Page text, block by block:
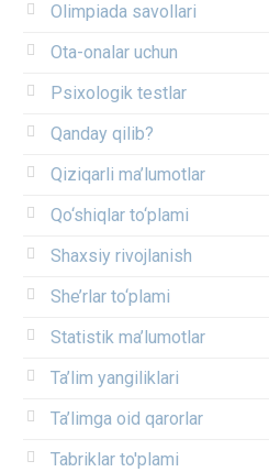
Olimpiada savollari
Ota-onalar uchun
Psixologik testlar
Qanday qilib?
Qiziqarli ma’lumotlar
Qo‘shiqlar to‘plami
Shaxsiy rivojlanish
She’rlar to‘plami
Statistik ma’lumotlar
Ta’lim yangiliklari
Ta’limga oid qarorlar
Tabriklar to'plami